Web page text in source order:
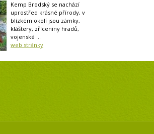
Kemp Brodský se nachází
uprostřed krásné přírody, v
blízkém okolí jsou zámky,
kláštery, zříceniny hradů,
vojenské ...
web stránky